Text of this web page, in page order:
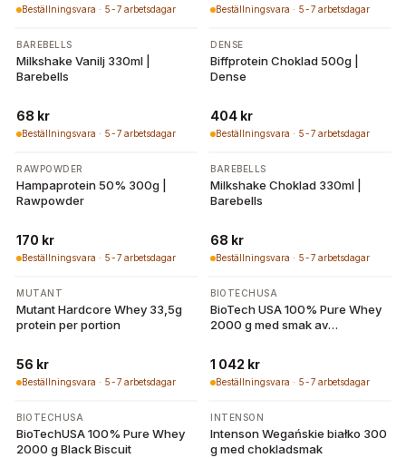
Beställningsvara · 5-7 arbetsdagar Beställningsvara · 5-7 arbetsdagar
BAREBELLS
Milkshake Vanilj 330ml |
Barebells
68 kr
Beställningsvara · 5-7 arbetsdagar
DENSE
Biffprotein Choklad 500g |
Dense
404 kr
Beställningsvara · 5-7 arbetsdagar
RAWPOWDER
Hampaprotein 50% 300g |
Rawpowder
170 kr
Beställningsvara · 5-7 arbetsdagar
BAREBELLS
Milkshake Choklad 330ml |
Barebells
68 kr
Beställningsvara · 5-7 arbetsdagar
MUTANT
Mutant Hardcore Whey 33,5g
protein per portion
56 kr
Beställningsvara · 5-7 arbetsdagar
BIOTECHUSA
BioTech USA 100% Pure Whey
2000 g med smak av
1 042 kr
Beställningsvara · 5-7 arbetsdagar
BIOTECHUSA
BioTechUSA 100% Pure Whey
2000 g Black Biscuit
INTENSON
Intenson Wegańskie białko 300
g med chokladsmak